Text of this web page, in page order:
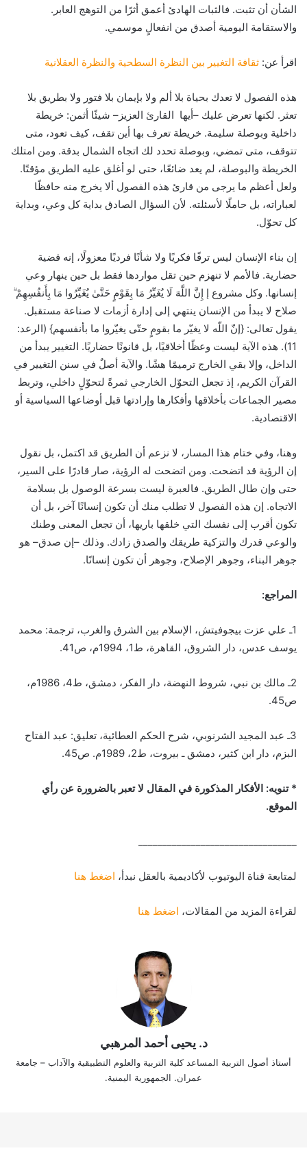
الشأن أن تثبت. فالثبات الهادئ أعمق أثرًا من التوهج العابر.
والاستقامة اليومية أصدق من انفعالٍ موسمي.
اقرأ عن: ثقافة التغيير بين النظرة السطحية والنظرة العقلانية
هذه الفصول لا تعدك بحياة بلا ألم ولا بإيمان بلا فتور ولا بطريق بلا
تعثر. لكنها تعرض عليك –أيها القارئ العزيز– شيئًا أثمن: خريطة
داخلية وبوصلة سليمة. خريطة تعرف بها أين تقف، كيف تعود، متى
تتوقف، متى تمضي، وبوصلة تحدد لك اتجاه الشمال بدقة. ومن امتلك
الخريطة والبوصلة، لم يعد ضائعًا، حتى لو أغلق عليه الطريق مؤقتًا.
ولعل أعظم ما يرجى من قارئ هذه الفصول ألا يخرج منه حافظًا
لعباراته، بل حاملًا لأسئلته. لأن السؤال الصادق بداية كل وعي، وبداية
كل تحوّل.
إن بناء الإنسان ليس ترفًا فكريًا ولا شأنًا فرديًا معزولًا، إنه قضية
حضارية. فالأمم لا تنهزم حين تقل مواردها فقط بل حين ينهار وعي
إنسانها. وكل مشروع إ إِنَّ اللَّهَ لَا يُغَيِّرُ مَا بِقَوْمٍ حَتَّىٰ يُغَيِّرُوا مَا بِأَنفُسِهِمْ ۗ
صلاح لا يبدأ من الإنسان ينتهي إلى إدارة أزمات لا صناعة مستقبل.
يقول تعالى: {إنّ اللّه لا يغيّر ما بقومٍ حتّى يغيّروا ما بأنفسهم} (الرعد:
11). هذه الآية ليست وعظًا أخلاقيًا، بل قانونًا حضاريًا. التغيير يبدأ من
الداخل، وإلا بقي الخارج ترميمًا هشًا. والآية أصلٌ في سنن التغيير في
القرآن الكريم، إذ تجعل التحوّل الخارجي ثمرةً لتحوّلٍ داخلي، وتربط
مصير الجماعات بأخلاقها وأفكارها وإرادتها قبل أوضاعها السياسية أو
الاقتصادية.
وهنا، وفي ختام هذا المسار، لا نزعم أن الطريق قد اكتمل، بل نقول
إن الرؤية قد اتضحت. ومن اتضحت له الرؤية، صار قادرًا على السير،
حتى وإن طال الطريق. فالعبرة ليست بسرعة الوصول بل بسلامة
الاتجاه. إن هذه الفصول لا تطلب منك أن تكون إنسانًا آخر، بل أن
تكون أقرب إلى نفسك التي خلقها باريها، أن تجعل المعنى وطنك
والوعي قدرك والتزكية طريقك والصدق زادك. وذلك –إن صدق– هو
جوهر البناء، وجوهر الإصلاح، وجوهر أن تكون إنسانًا.
المراجع:
1ـ علي عزت بيجوفيتش، الإسلام بين الشرق والغرب، ترجمة: محمد
يوسف عدس، دار الشروق، القاهرة، ط1، 1994م، ص41.
2ـ مالك بن نبي، شروط النهضة، دار الفكر، دمشق، ط4، 1986م،
ص45.
3ـ عبد المجيد الشرنوبي، شرح الحكم العطائية، تعليق: عبد الفتاح
البزم، دار ابن كثير، دمشق ـ بيروت، ط2، 1989م. ص45.
* تنويه: الأفكار المذكورة في المقال لا تعبر بالضرورة عن رأي
الموقع.
لمتابعة قناة اليوتيوب لأكاديمية بالعقل نبدأ، اضغط هنا
لقراءة المزيد من المقالات، اضغط هنا
د. يحيى أحمد المرهبي
أستاذ أصول التربية المساعد كلية التربية والعلوم التطبيقية والآداب – جامعة
عمران. الجمهورية اليمنية.